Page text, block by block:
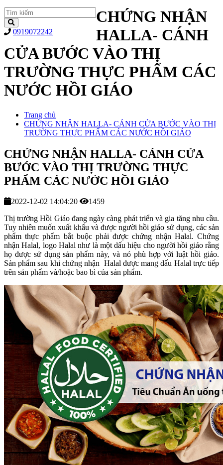
0919072242
CHỨNG NHẬN
HALLA- CÁNH
CỬA BƯỚC VÀO THỊ
TRƯỜNG THỰC PHẨM CÁC
NƯỚC HỒI GIÁO
Trang chủ
CHỨNG NHẬN HALLA- CÁNH CỬA BƯỚC VÀO THỊ
TRƯỜNG THỰC PHẨM CÁC NƯỚC HỒI GIÁO
CHỨNG NHẬN HALLA- CÁNH CỬA
BƯỚC VÀO THỊ TRƯỜNG THỰC
PHẨM CÁC NƯỚC HỒI GIÁO
2022-12-02 14:04:20
1459
Thị trường Hồi Giáo đang ngày càng phát triển và gia tăng nhu cầu.
Tuy nhiên muốn xuất khẩu và được người hồi giáo sử dụng, các sản
phẩm thực phẩm bắt buộc phải được chứng nhận Halal. Chứng
nhận Halal, logo Halal như là một dấu hiệu cho người hồi giáo rằng
họ được sử dụng sản phẩm này, và nó phù hợp với luật hồi giáo.
Sản phẩm sau khi chứng nhận Halal được mang dấu Halal trực tiếp
trên sản phẩm và/hoặc bao bì của sản phẩm.